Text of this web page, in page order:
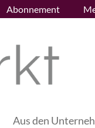
Abonnement
Aus den